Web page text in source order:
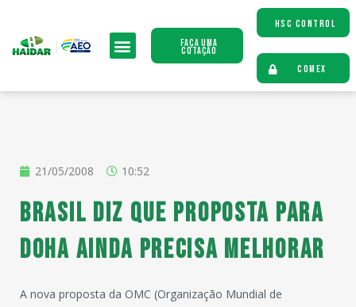
Faça uma
Cotação
HSC CONTROL
COMEX
21/05/2008 10:52
Brasil diz que proposta para
Doha ainda precisa melhorar
A nova proposta da OMC (Organização Mundial de